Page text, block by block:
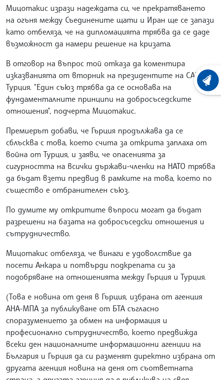
Мицотакис изрази надеждата си, че прекратяването
на огъня между Съединените щати и Иран ще се запази
като отбеляза, че на дипломацията трябва да се даде
възможност да намери решение на кризата.
В отговор на въпрос той отказа да коментира
изказванията от вторник на президентите на САЩ и
Турция. "Един съюз трябва да се основава на
фундаменталните принципи на добросъседските
отношения", подчерта Мицотакис.
Премиерът добави, че Гърция продължава да се
сблъсква с това, което счита за открита заплаха от
война от Турция, и заяви, че опасенията за
сигурността на всички държави-членки на НАТО трябва
да бъдат взети предвид в рамките на това, което по
същество е отбранителен съюз.
По думите му откритите въпроси могат да бъдат
разрешени на базата на добросъседски отношения и
сътрудничество.
Мицотакис отбеляза, че винаги е удоволствие да
посети Анкара и потвърди подкрепата си за
подобряване на отношенията между Гърция и Турция.
(Това е новина от деня в Гърция, избрана от агенция
АНА-МПА за публикуване от БТА съгласно
споразумението за обмен на информация и
професионално сътрудничество, което предвижда
всеки ден националните информационни агенции на
България и Гърция да си разменят директно избрана от
другата агенция новина на деня от съответната